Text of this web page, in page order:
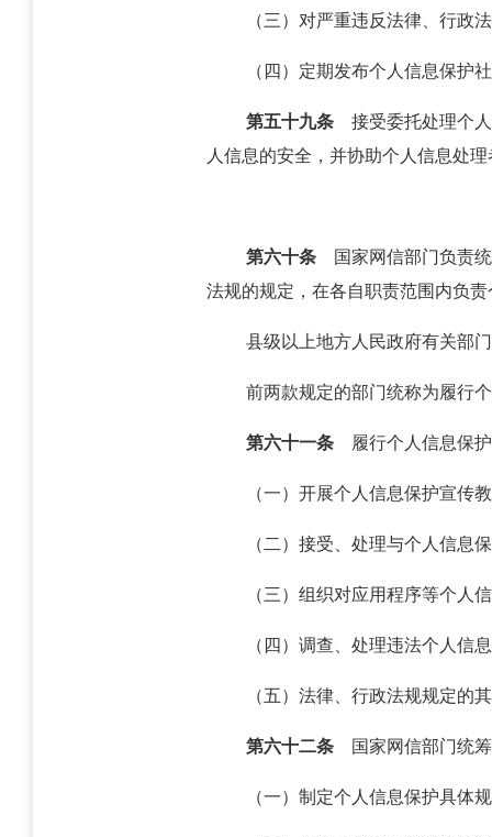
（三）对严重违反法律、行政
（四）定期发布个人信息保护
第五十九条接受委托处理个人
人信息的安全，并协助个人信息处
第六十条国家网信部门负责统
法规的规定，在各自职责范围内负
县级以上地方人民政府有关部
前两款规定的部门统称为履行
第六十一条履行个人信息保护
（一）开展个人信息保护宣传
（二）接受、处理与个人信息
（三）组织对应用程序等个人
（四）调查、处理违法个人信
（五）法律、行政法规规定的
第六十二条国家网信部门统筹
（一）制定个人信息保护具体